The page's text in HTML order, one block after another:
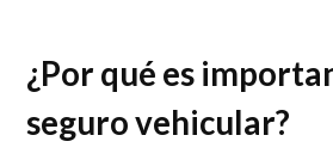
¿Por qué es
seguro vehicular?